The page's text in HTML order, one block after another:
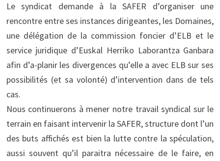
Le syndicat demande à la SAFER d’organiser une
rencontre entre ses instances dirigeantes, les Domaines,
une délégation de la commission foncier d’ELB et le
service juridique d’Euskal Herriko Laborantza Ganbara
afin d’a-planir les divergences qu’elle a avec ELB sur ses
possibilités (et sa volonté) d’intervention dans de tels
cas.
Nous continuerons à mener notre travail syndical sur le
terrain en faisant intervenir la SAFER, structure dont l’un
des buts affichés est bien la lutte contre la spéculation,
aussi souvent qu’il paraitra nécessaire de le faire, en